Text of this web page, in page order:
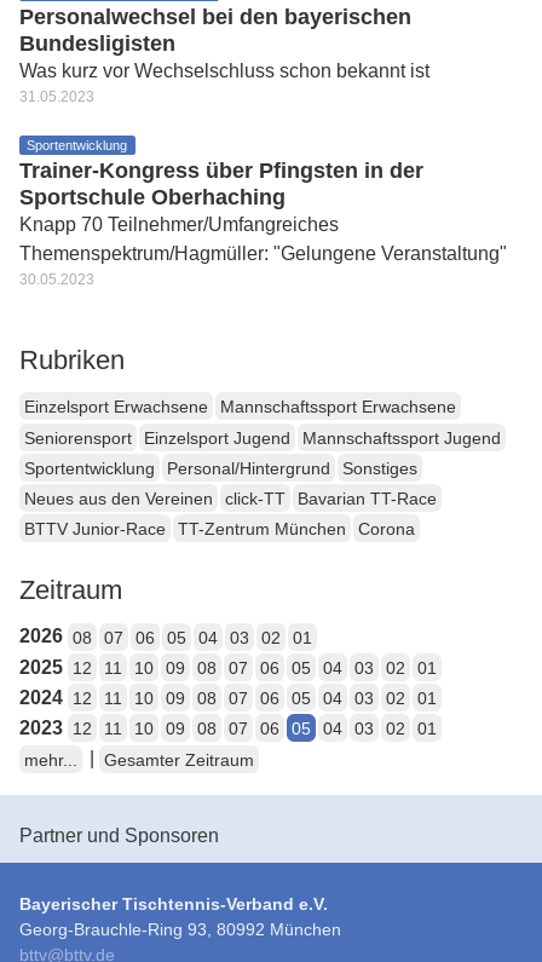
Personalwechsel bei den bayerischen
Bundesligisten
Was kurz vor Wechselschluss schon bekannt ist
31.05.2023
Sportentwicklung
Trainer-Kongress über Pfingsten in der
Sportschule Oberhaching
Knapp 70 Teilnehmer/Umfangreiches
Themenspektrum/Hagmüller: "Gelungene Veranstaltung"
30.05.2023
Rubriken
Einzelsport Erwachsene
Mannschaftssport Erwachsene
Seniorensport
Einzelsport Jugend
Mannschaftssport Jugend
Sportentwicklung
Personal/Hintergrund
Sonstiges
Neues aus den Vereinen
click-TT
Bavarian TT-Race
BTTV Junior-Race
TT-Zentrum München Corona
Zeitraum
2026 08 07 06 05 04 03 02 01
2025 12 11 10 09 08 07 06 05 04 03 02 01
2024 12 11 10 09 08 07 06 05 04 03 02 01
2023 12 11 10 09 08 07 06 05 04 03 02
01
mehr...
Gesamter Zeitraum
Partner und Sponsoren
Bayerischer Tischtennis-Verband e.V.
Georg-Brauchle-Ring 93, 80992 München
bttv@bttv.de